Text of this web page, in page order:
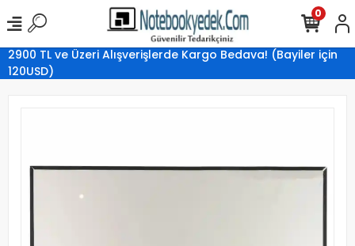
2900 TL ve Üzeri Alışverişlerde Kargo Bedava! (Bayiler için
120USD)
0